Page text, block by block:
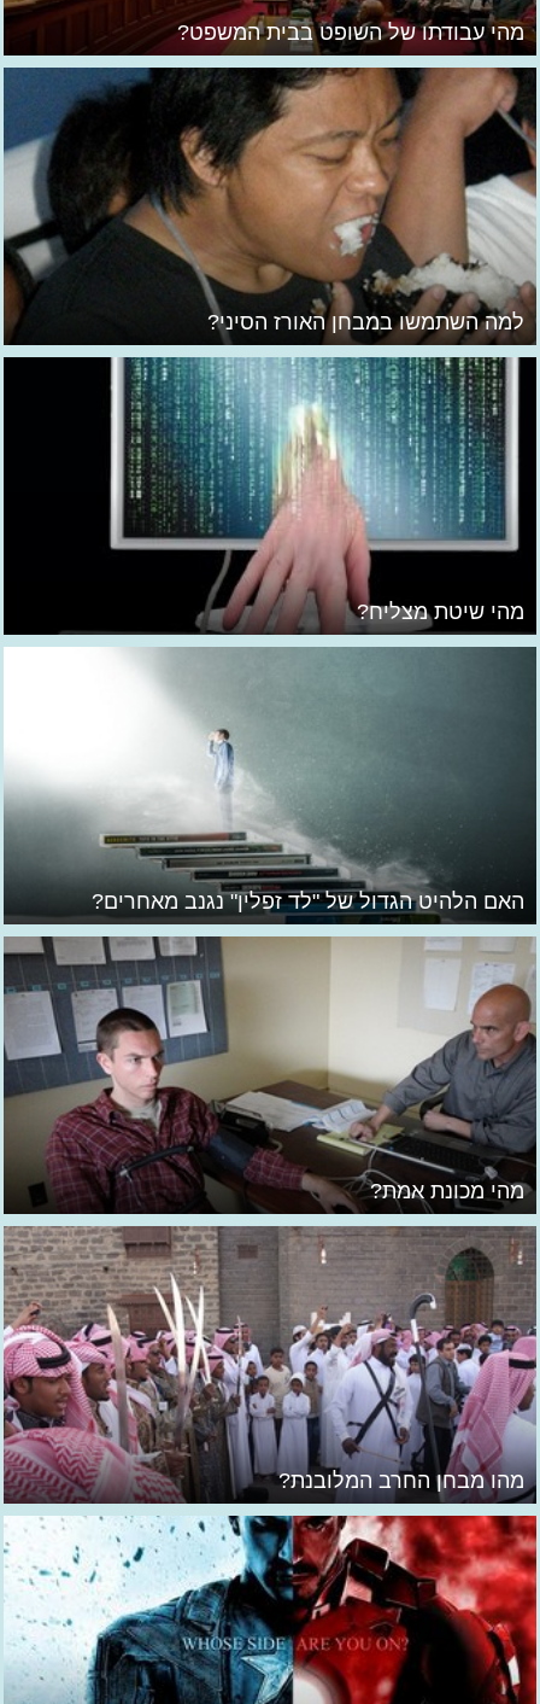
מהי עבודתו של השופט בבית המשפט?
למה השתמשו במבחן האורז הסיני?
מהי שיטת מצליח?
האם הלהיט הגדול של "לד זפלין" נגנב מאחרים?
מהי מכונת אמת?
מהו מבחן החרב המלובנת?